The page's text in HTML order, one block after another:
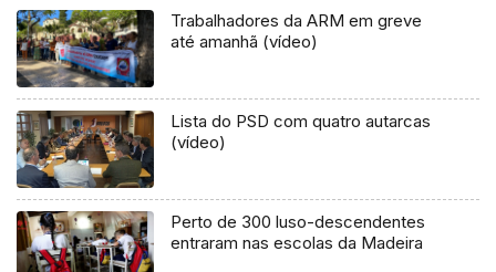
Trabalhadores da ARM em greve
até amanhã (vídeo)
Lista do PSD com quatro autarcas
(vídeo)
Perto de 300 luso-descendentes
entraram nas escolas da Madeira